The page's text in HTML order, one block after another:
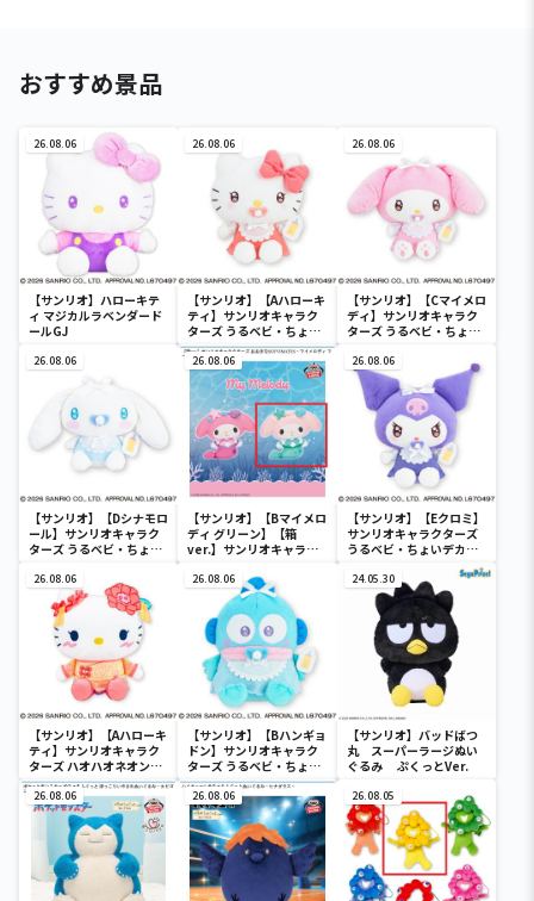
おすすめ景品
26.08.06
【サンリオ】ハローキテ
ィ マジカルラベンダード
ールGJ
26.08.06
【サンリオ】【Aハローキ
ティ】サンリオキャラク
ターズ うるベビ・ちょい
デカドール
26.08.06
【サンリオ】【Cマイメロ
ディ】サンリオキャラク
ターズ うるベビ・ちょい
26.08.06
【サンリオ】【Dシナモロ
ール】サンリオキャラク
ターズ うるベビ・ちょい
26.08.06
【サンリオ】【Bマイメロ
ディ グリーン】【箱
ver.】サンリオキャラク
SOFVIMATES～マイメロ
ディ マーメイドver. ～
26.08.06
【サンリオ】【Eクロミ】
サンリオキャラクターズ
うるベビ・ちょいデカド
26.08.06
【サンリオ】【Aハローキ
ティ】サンリオキャラク
ターズ ハオハオネオンタ
ウンドールBIGタイプ1
26.08.06
【サンリオ】【Bハンギョ
ドン】サンリオキャラク
ターズ うるベビ・ちょい
デカドール
24.05.30
【サンリオ】バッドばつ
丸 スーパーラージぬい
ぐるみ ぷくっとVer.
26.08.06 26.08.06 26.08.05